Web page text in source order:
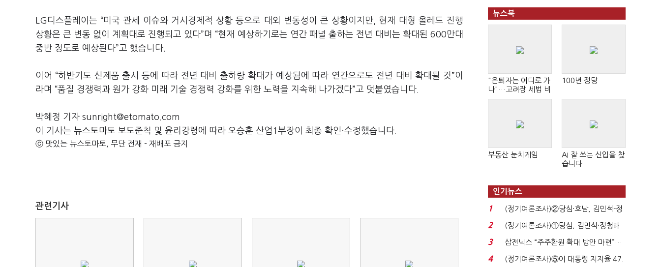
LG디스플레이는 “미국 관세 이슈와 거시경제적 상황 등으로 대외 변동성이 큰 상황이지만, 현재 대형 올레드 진행
상황은 큰 변동 없이 계획대로 진행되고 있다”며 “현재 예상하기로는 연간 패널 출하는 전년 대비는 확대된 600만대
중반 정도로 예상된다”고 했습니다.
이어 “하반기도 신제품 출시 등에 따라 전년 대비 출하량 확대가 예상됨에 따라 연간으로도 전년 대비 확대될 것”이
라며 “품질 경쟁력과 원가 강화 미래 기술 경쟁력 강화를 위한 노력을 지속해 나가겠다”고 덧붙였습니다.
박혜정 기자 sunright@etomato.com
이 기사는 뉴스토마토 보도준칙 및 윤리강령에 따라 오승훈 산업1부장이 최종 확인·수정했습니다.
ⓒ 맛있는 뉴스토마토, 무단 전재 - 재배포 금지
관련기사
뉴스북
"은퇴자는 어디로 가
나"…고려장 세법 비
판 확산
100년 정당
부동산 눈치게임
AI 잘 쓰는 신입을 찾
습니다
인기뉴스
1
(정기여론조사)②당심·호남, 김민석-정
청래 '초접전'...
2
(정기여론조사)①당심, 김민석·정청래
'초접전'…대통령 ...
3
삼전닉스 “주주환원 확대 방안 마련”…
로이터에 성명...
4
(정기여론조사)⑤이 대통령 지지율 47.